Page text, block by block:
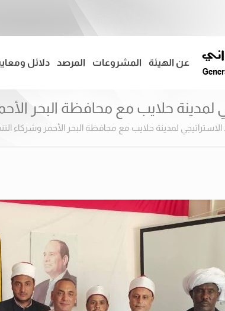
عن الهيئة المشروعات المرصد دلائل
حلايب مع محافظة البحر
لمدينة حلايب مع محافظة البحر الأحمر وشركاء